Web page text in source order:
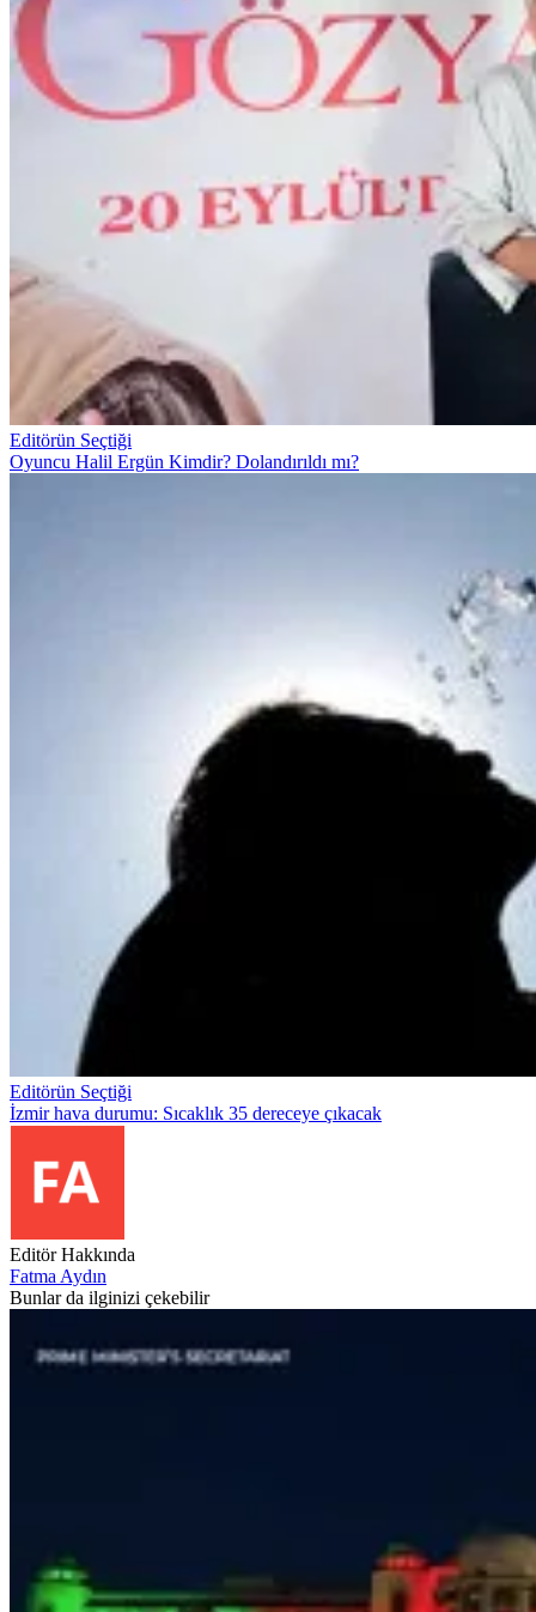
Editörün Seçtiği
Oyuncu Halil Ergün Kimdir? Dolandırıldı mı?
Editörün Seçtiği
İzmir hava durumu: Sıcaklık 35 dereceye çıkacak
Editör Hakkında
Fatma Aydın
Bunlar da ilginizi çekebilir